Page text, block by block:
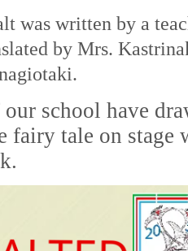
was written by a
by Mrs.
school have
fairy tale on stage